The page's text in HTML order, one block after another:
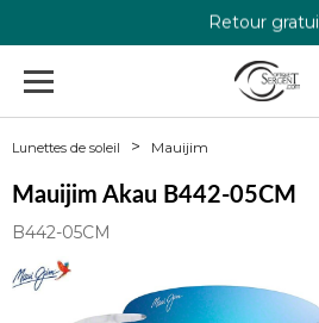
Retour gratuit
Lunettes de soleil Mauijim
Mauijim Akau B442-05CM
B442-05CM